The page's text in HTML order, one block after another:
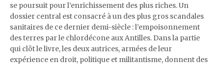
se poursuit pour l’enrichissement des plus riches. Un
dossier central est consacré à un des plus gros scandales
sanitaires de ce dernier demi-siècle : l’empoisonnement
des terres par le chlordécone aux Antilles. Dans la partie
qui clôt le livre, les deux autrices, armées de leur
expérience en droit, politique et militantisme, donnent des